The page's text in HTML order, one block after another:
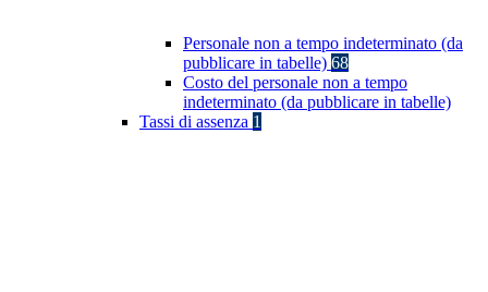
Personale non a tempo indeterminato (da
pubblicare in tabelle) 68
Costo del personale non a tempo
indeterminato (da pubblicare in tabelle)
Tassi di assenza 1